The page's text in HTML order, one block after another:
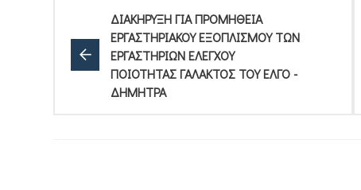
ΔΙΑΚΗΡΥΞΗ ΓΙΑ ΠΡΟΜΗΘΕΙΑ
ΕΡΓΑΣΤΗΡΙΑΚΟΥ ΕΞΟΠΛΙΣΜΟΥ ΤΩΝ
ΕΡΓΑΣΤΗΡΙΩΝ ΕΛΕΓΧΟΥ
ΠΟΙΟΤΗΤΑΣ ΓΑΛΑΚΤΟΣ ΤΟΥ ΕΛΓΟ -
ΔΗΜΗΤΡΑ